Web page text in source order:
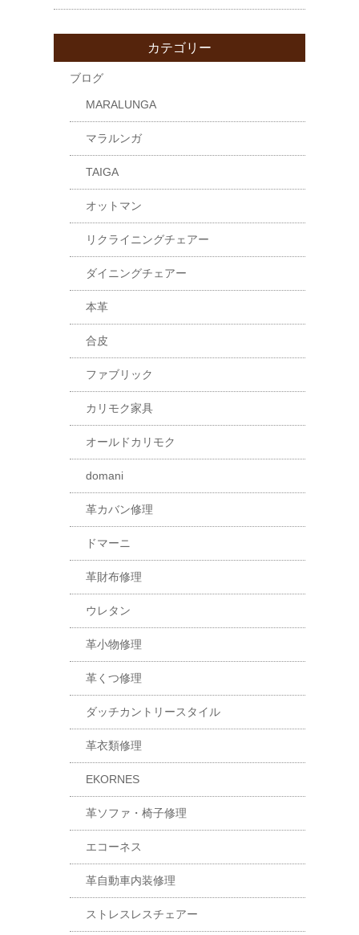
カテゴリー
ブログ
MARALUNGA
マラルンガ
TAIGA
オットマン
リクライニングチェアー
ダイニングチェアー
本革
合皮
ファブリック
カリモク家具
オールドカリモク
domani
革カバン修理
ドマーニ
革財布修理
ウレタン
革小物修理
革くつ修理
ダッチカントリースタイル
革衣類修理
EKORNES
革ソファ・椅子修理
エコーネス
革自動車内装修理
ストレスレスチェアー